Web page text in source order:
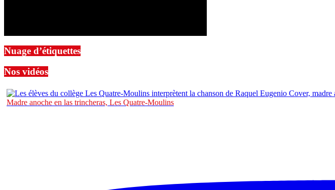
Nuage d’étiquettes
Nos vidéos
Madre anoche en las trincheras, Les Quatre-Moulins